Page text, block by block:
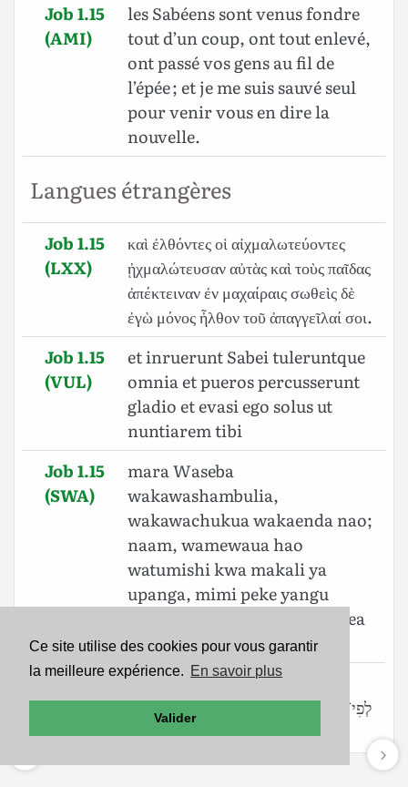
Ce site utilise des cookies pour vous garantir
la meilleure expérience. En savoir plus
Valider
Job 1.15
(AMI)
les Sabéens sont venus fondre
tout d’un coup, ont tout enlevé,
ont passé vos gens au fil de
l’épée ; et je me suis sauvé seul
pour venir vous en dire la
nouvelle.
Langues étrangères
Job 1.15
(LXX)
καὶ ἐλθόντες οἱ αἰχμαλωτεύοντες
ᾐχμαλώτευσαν αὐτὰς καὶ τοὺς παῖδας
ἀπέκτειναν ἐν μαχαίραις σωθεὶς δὲ
ἐγὼ μόνος ἦλθον τοῦ ἀπαγγεῖλαί σοι.
Job 1.15
(VUL)
et inruerunt Sabei tuleruntque
omnia et pueros percusserunt
gladio et evasi ego solus ut
nuntiarem tibi
Job 1.15
(SWA)
mara Waseba
wakawashambulia,
wakawachukua wakaenda nao;
naam, wamewaua hao
watumishi kwa makali ya
upanga, mimi peke yangu
nimepona, mimi tu, kukuletea
habari.
Job 1.15
(BHS)
וַתִּפֹּ֤ל שְׁבָא֙ וַתִּקָּחֵ֔ם וְאֶת־הַנְּעָרִ֖ים הִכּ֣וּ
לְפִי־חָ֑רֶב וָֽאִמָּ֨לְטָ֧ה רַק־אֲנִ֛י לְבַדִּ֖י לְהַגִּ֥יד לָֽךְ׃